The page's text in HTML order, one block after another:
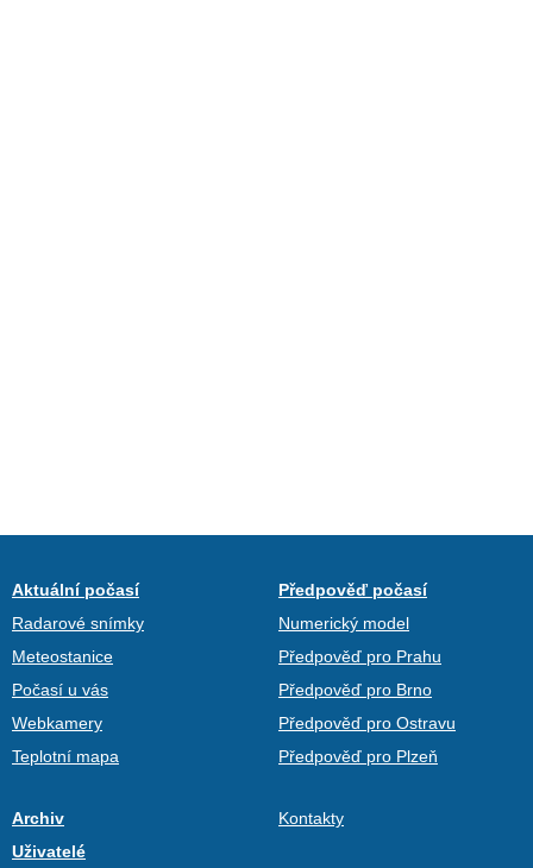
Aktuální počasí
Radarové snímky
Meteostanice
Počasí u vás
Webkamery
Teplotní mapa
Předpověď počasí
Numerický model
Předpověď pro Prahu
Předpověď pro Brno
Předpověď pro Ostravu
Předpověď pro Plzeň
Archiv
Uživatelé
Kontakty